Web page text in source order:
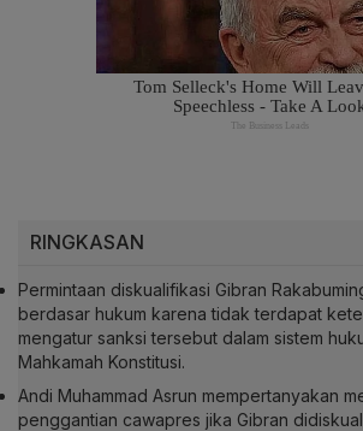
RINGKASAN
Permintaan diskualifikasi Gibran
berdasar hukum karena tidak terdapat
mengatur sanksi tersebut dalam sistem
Mahkamah Konstitusi.
Andi Muhammad Asrun mempertanyakan
penggantian cawapres jika Gibran